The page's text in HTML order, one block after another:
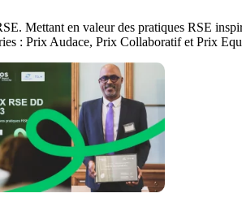
Mettant en valeur des pratiques RSE
: Prix Audace, Prix Collaboratif et Prix